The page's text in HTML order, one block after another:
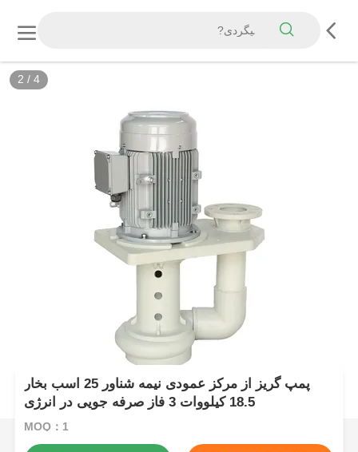
2 / 4
پمپ گریز از مرکز عمودی نیمه شناور 25 اسب بخار
18.5 کیلووات 3 فاز صرفه جویی در انرژی
MOQ：1